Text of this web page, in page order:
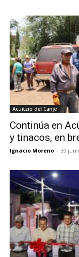
Acuitzio del Canje
Continúa en
y tinacos, en
Ignacio Moreno - 30